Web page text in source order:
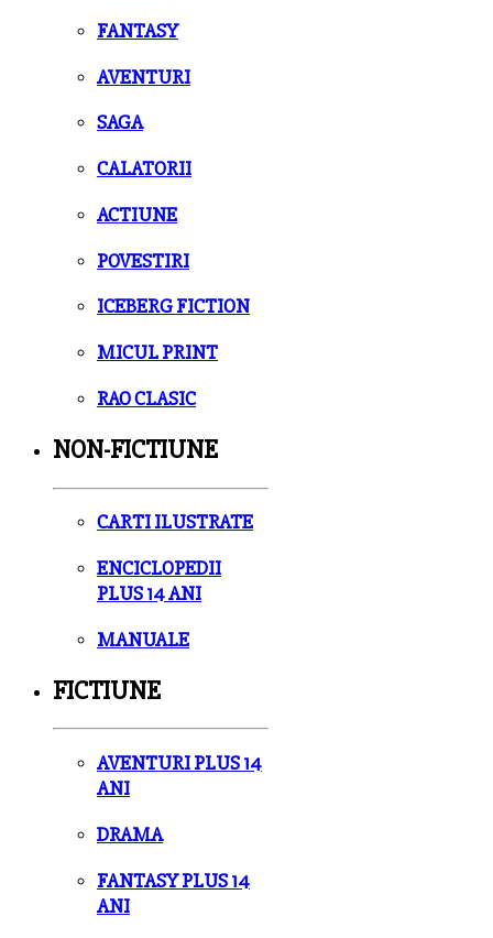
FANTASY
AVENTURI
SAGA
CALATORII
ACTIUNE
POVESTIRI
ICEBERG FICTION
MICUL PRINT
RAO CLASIC
NON-FICTIUNE
CARTI ILUSTRATE
ENCICLOPEDII
PLUS 14 ANI
MANUALE
FICTIUNE
AVENTURI PLUS 14
ANI
DRAMA
FANTASY PLUS 14
ANI